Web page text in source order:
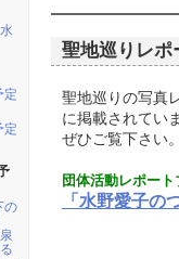
聖地巡りレポ
聖地巡りの写真
に掲載されてい
ぜひご覧下さい
団体活動レポート
「水野愛子
定
定
の